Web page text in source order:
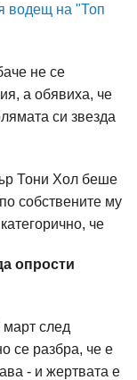
водещ на "Топ
не се
а обявиха, че
си звезда
Тони Хол беше
собствените му
че
опрости
след
се разбра, че е
- и жертвата е